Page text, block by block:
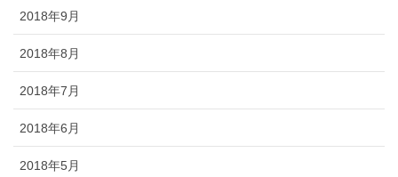
2018年9月
2018年8月
2018年7月
2018年6月
2018年5月